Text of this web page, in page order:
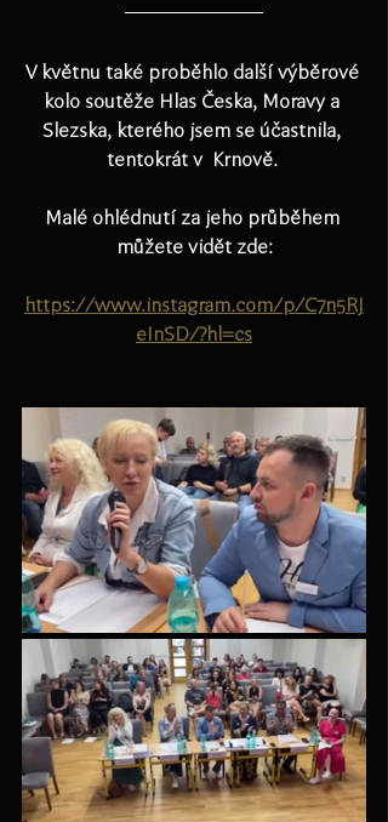
V květnu také proběhlo další výběrové
kolo soutěže Hlas Česka, Moravy a
Slezska, kterého jsem se účastnila,
tentokrát v  Krnově.
Malé ohlédnutí za jeho průběhem
můžete vidět zde:
https://www.instagram.com/p/C7n5RJ
eInSD/?hl=cs